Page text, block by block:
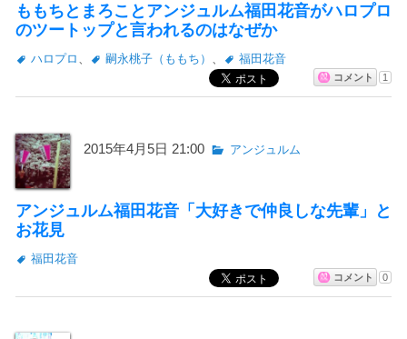
ももちとまろことアンジュルム福田花音がハロプロ
のツートップと言われるのはなぜか
ハロプロ 嗣永桃子（ももち） 福田花音
コメント 1
2015年4月5日 21:00 アンジュルム
アンジュルム福田花音「大好きで仲良しな先輩」と
お花見
福田花音
コメント 0